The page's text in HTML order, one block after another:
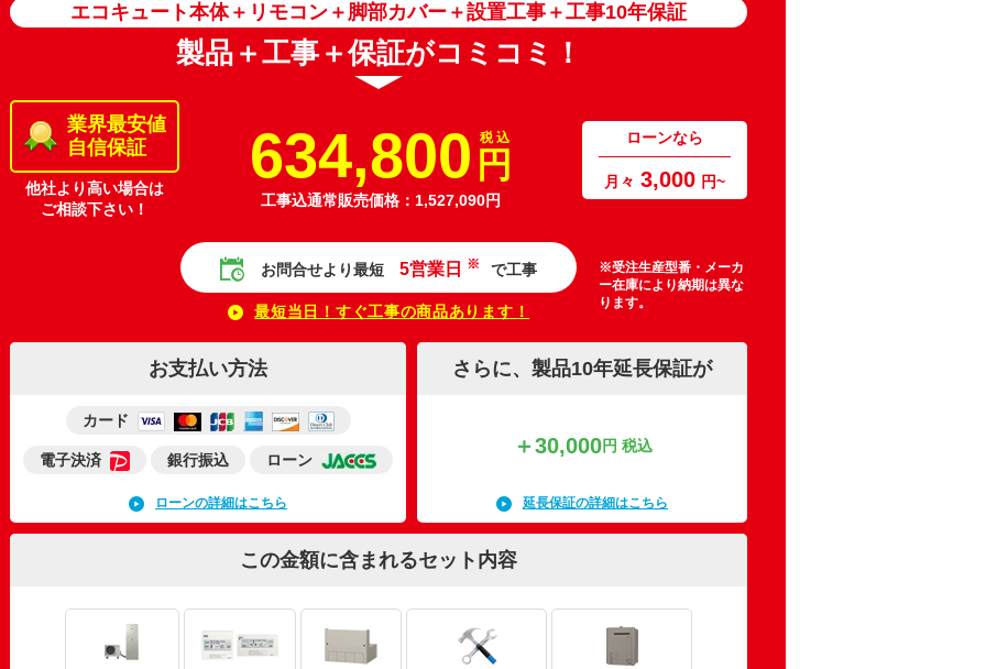
エコキュート本体＋リモコン＋脚部カバー＋設置工事＋工事10年保証
製品＋工事＋保証がコミコミ！
業界最安値
自信保証
他社より高い場合は
ご相談下さい！
634,800 税 込
円
工事込通常販売価格：1,527,090円
ローンなら
月々 3,000 円~
お問合せより最短 5営業日 ※ で工事
最短当日！すぐ工事の商品あります！
※受注生産型番・メーカ
ー在庫により納期は異な
ります。
お支払い方法
カード
電子決済 銀行振込 ローン
ローンの詳細はこちら
さらに、製品10年延長保証が
＋30,000円 税込
延長保証の詳細はこちら
この金額に含まれるセット内容